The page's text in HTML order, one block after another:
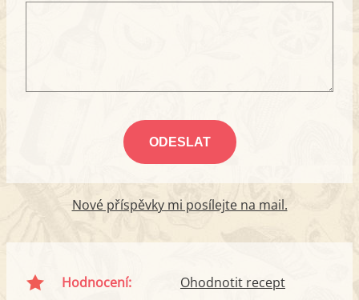
Nové příspěvky mi posílejte na mail.
Hodnocení: Ohodnotit recept